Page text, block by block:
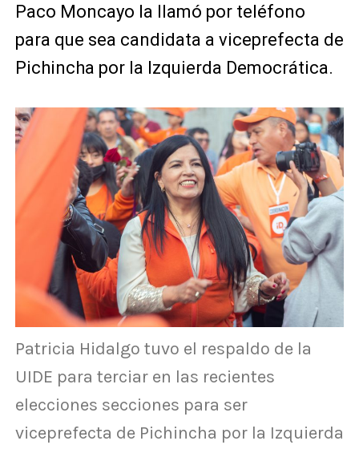
Paco Moncayo la llamó por teléfono
para que sea candidata a viceprefecta de
Pichincha por la Izquierda Democrática.
Patricia Hidalgo tuvo el respaldo de la
UIDE para terciar en las recientes
elecciones secciones para ser
viceprefecta de Pichincha por la Izquierda